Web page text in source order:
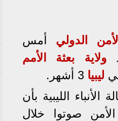
الدولي أمس
ولاية
بعثة الأمم
ليبيا
الأنباء الليبية بأن
صوتوا خلال